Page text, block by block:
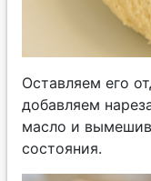
Оставляем его
добавляем
масло и
состояния.